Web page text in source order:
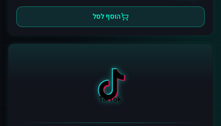
הוסף לסל